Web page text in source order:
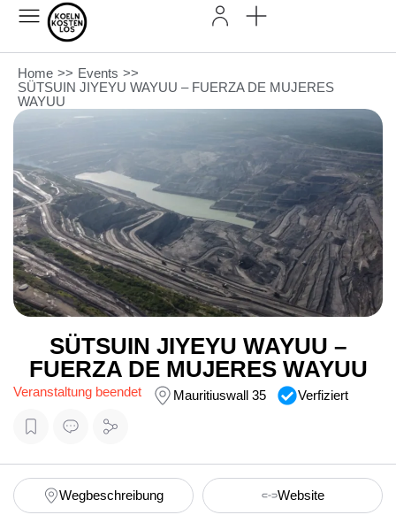
Home >> Events >>
SÜTSUIN JIYEYU WAYUU – FUERZA DE MUJERES
WAYUU
SÜTSUIN JIYEYU WAYUU –
FUERZA DE MUJERES WAYUU
Veranstaltung beendet Mauritiuswall 35 Verfiziert
Wegbeschreibung Website